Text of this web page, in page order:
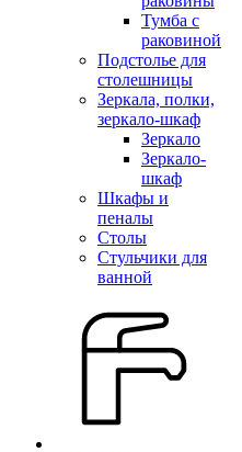
Тумба с
раковиной
Подстолье для
столешницы
Зеркала, полки,
зеркало-шкаф
Зеркало
Зеркало-
шкаф
Шкафы и
пеналы
Столы
Стульчики для
ванной